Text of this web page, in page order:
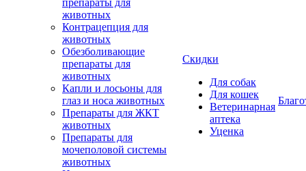
препараты для
животных
Контрацепция для
животных
Обезболивающие
препараты для
животных
Капли и лосьоны для
глаз и носа животных
Препараты для ЖКТ
животных
Препараты для
мочеполовой системы
животных
Скидки
Для собак
Для кошек
Ветеринарная
аптека
Уценка